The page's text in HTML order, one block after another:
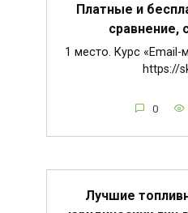
Платные и
сравнение,
1 место. Курс «Email-
https://
0
Лучшие